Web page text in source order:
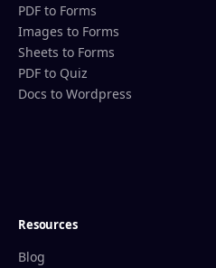
PDF to Forms
Images to Forms
Sheets to Forms
PDF to Quiz
Docs to Wordpress
Resources
Blog